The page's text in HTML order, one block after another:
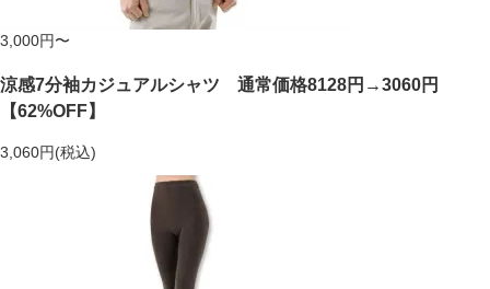
3,000円〜
涼感7分袖カジュアルシャツ 通常価格8128円→3060円
【62%OFF】
3,060円(税込)